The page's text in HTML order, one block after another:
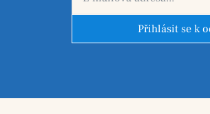
Přihlásit se k